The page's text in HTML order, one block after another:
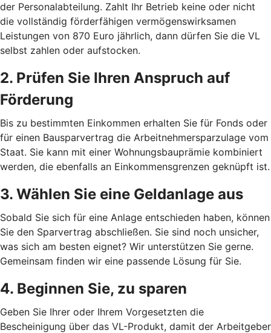
der Personalabteilung. Zahlt Ihr Betrieb keine oder nicht
die vollständig förderfähigen vermögenswirksamen
Leistungen von 870 Euro jährlich, dann dürfen Sie die VL
selbst zahlen oder aufstocken.
2. Prüfen Sie Ihren Anspruch auf
Förderung
Bis zu bestimmten Einkommen erhalten Sie für Fonds oder
für einen Bausparvertrag die Arbeitnehmersparzulage vom
Staat. Sie kann mit einer Wohnungsbauprämie kombiniert
werden, die ebenfalls an Einkommensgrenzen geknüpft ist.
3. Wählen Sie eine Geldanlage aus
Sobald Sie sich für eine Anlage entschieden haben, können
Sie den Sparvertrag abschließen. Sie sind noch unsicher,
was sich am besten eignet? Wir unterstützen Sie gerne.
Gemeinsam finden wir eine passende Lösung für Sie.
4. Beginnen Sie, zu sparen
Geben Sie Ihrer oder Ihrem Vorgesetzten die
Bescheinigung über das VL-Produkt, damit der Arbeitgeber